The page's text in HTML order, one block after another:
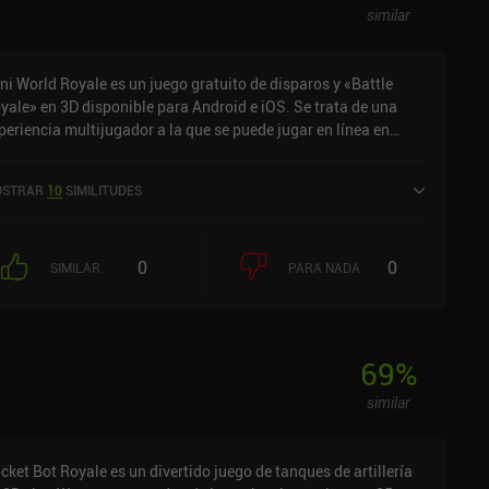
similar
World Royale es un juego gratuito de disparos y «Battle
en 3D disponible para Android e iOS. Se trata de una
multijugador a la que se puede jugar en línea en
10 SIMILITUDES
SIMILAR 0 PARA NADA 0
69%
similar
Bot Royale es un divertido juego de tanques de artillería